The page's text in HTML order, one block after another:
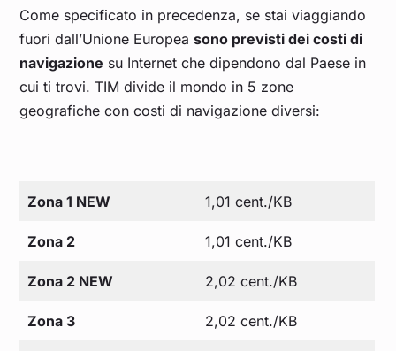
Come specificato in precedenza, se stai viaggiando
fuori dall’Unione Europeasono previsti dei costi di
navigazione su Internet che dipendono dal Paese in
cui ti trovi. TIM divide il mondo in 5 zone
geografiche con costi di navigazione diversi:
Zona 1 NEW 1,01 cent./KB
Zona 2 1,01 cent./KB
Zona 2 NEW 2,02 cent./KB
Zona 3 2,02 cent./KB